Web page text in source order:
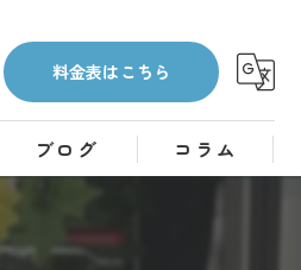
料金表はこちら
ブログ コラム